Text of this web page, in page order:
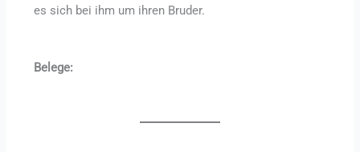
es sich bei ihm um ihren Bruder.
Belege: